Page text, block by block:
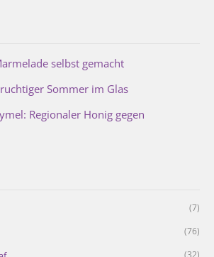
selbst gemacht
Sommer im Glas
Regionaler Honig gegen
(7)
(76)